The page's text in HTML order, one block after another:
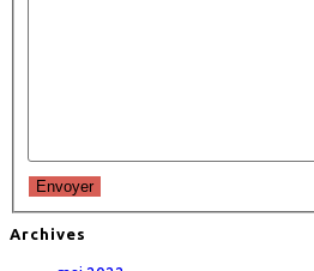
Envoyer
Archives